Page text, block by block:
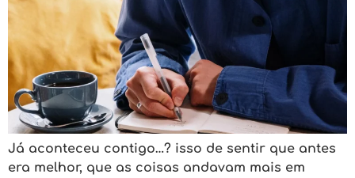
Já aconteceu contigo…? isso de sentir que antes
era melhor, que as coisas andavam mais em